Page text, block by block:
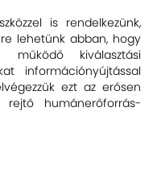
is rendelkezünk,
lehetünk abban, hogy
működő kiválasztási
információnyújtással
ezt az erősen
humánerőforrás-